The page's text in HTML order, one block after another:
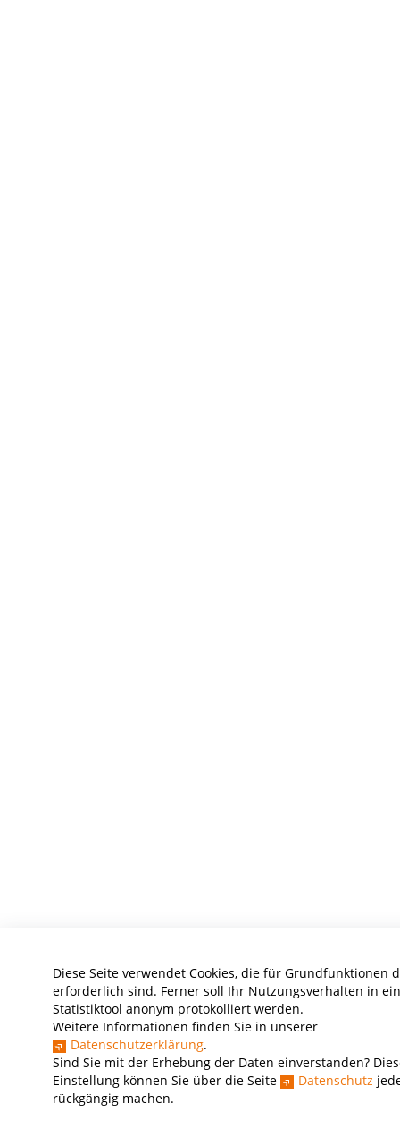
Diese Seite verwendet Cookies, die für Grundfunktionen
erforderlich sind. Ferner soll Ihr Nutzungsverhalten in
Statistiktool anonym protokolliert werden.
Weitere Informationen finden Sie in unserer
Datenschutzerklärung.
Sind Sie mit der Erhebung der Daten einverstanden?
Einstellung können Sie über die Seite
Datenschutz
rückgängig machen.